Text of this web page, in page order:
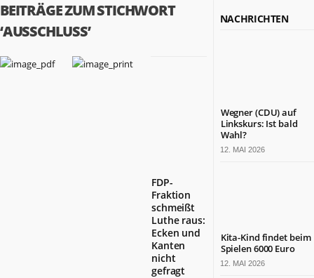
BEITRÄGE ZUM STICHWORT
‘AUSSCHLUSS’
FDP-
Fraktion
schmeißt
Luthe raus:
Ecken und
Kanten
nicht
gefragt
NACHRICHTEN
Wegner (CDU) auf
Linkskurs: Ist bald
Wahl?
12. MAI 2026
Kita-Kind findet beim
Spielen 6000 Euro
12. MAI 2026